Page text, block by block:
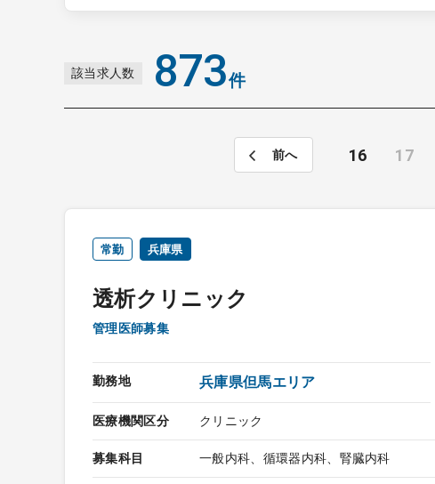
該当求人数 873件
前へ 16 17
常勤 兵庫県
透析クリニック
管理医師募集
勤務地 兵庫県但馬エリア
医療機関区分 クリニック
募集科目 一般内科、循環器内科、腎臓内科